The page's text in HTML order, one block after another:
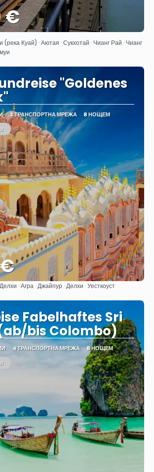
€
Вижте
(река Куай) · Аютая · Сукхотай · Чианг Рай · Чианг
"Goldenes
3 ТРАНСПОРТНА МРЕЖА 8 НОЩЕМ
Вижте
Делхи · Агра · Джайпур · Делхи · Уесткоуст
Fabelhaftes Sri
bis Colombo)
4 ТРАНСПОРТНА МРЕЖА 8 НОЩЕМ